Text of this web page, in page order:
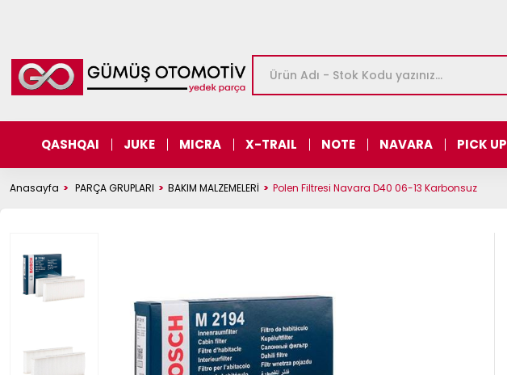
QASHQAI JUKE MICRA X-TRAIL NOTE NAVARA PICK UP
Anasayfa PARÇA GRUPLARI BAKIM MALZEMELERİ Polen Filtresi Navara D40 06-13 Karbonsuz